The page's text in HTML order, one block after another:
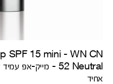
SPF 15 mini - WN CN
אחיד